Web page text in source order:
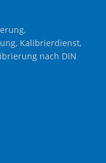
Kalibrierdienst,
nach DIN